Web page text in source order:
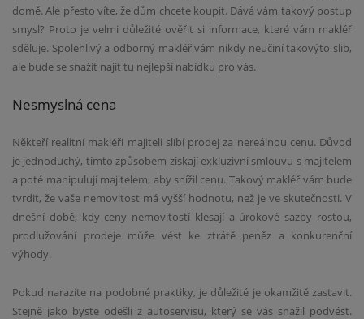
domě. Ale přesto víte, že dům chcete koupit. Dává vám takový postup
smysl? Proto je velmi důležité ověřit si informace, které vám makléř
sděluje. Spolehlivý a odborný makléř vám nikdy neučiní takovýto slib,
ale bude se snažit najít tu nejlepší nabídku pro vás.
Nesmyslná cena
Někteří realitní makléři majiteli slíbí prodej za nereálnou cenu. Důvod
je jednoduchý, tímto způsobem získají exkluzivní smlouvu s majitelem
a poté manipulují majitelem, aby snížil cenu. Takový makléř vám bude
tvrdit, že vaše nemovitost má vyšší hodnotu, než je ve skutečnosti. V
dnešní době, kdy ceny nemovitostí klesají a úrokové sazby rostou,
prodlužování prodeje může vést ke ztrátě peněz a konkurenční
výhody.
Pokud narazíte na podobné praktiky, je důležité je okamžitě zastavit.
Stejně jako byste odešli z autoservisu, který se vás snažil podvést.